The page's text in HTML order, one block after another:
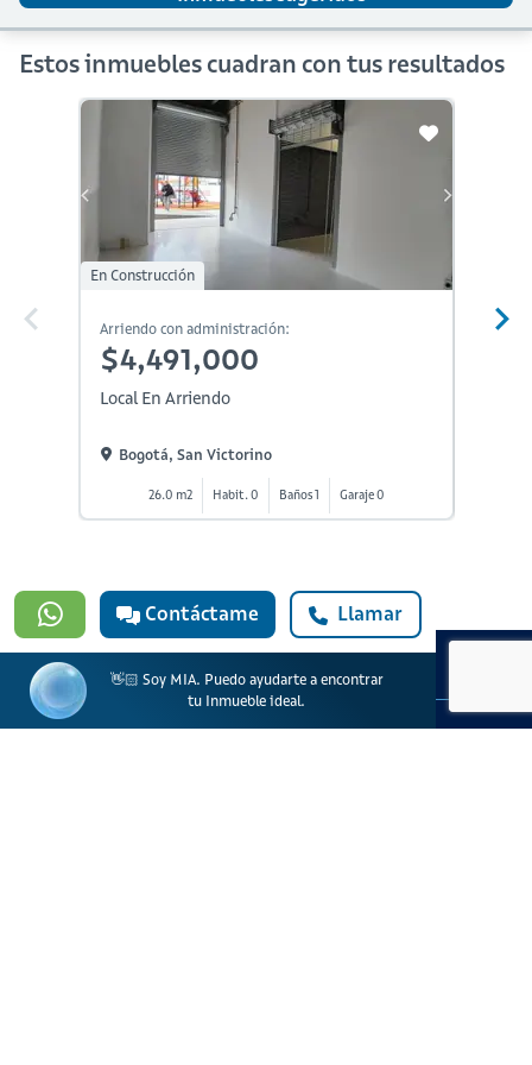
Contáctame Llamar
👋🏻 Soy MIA. Puedo ayudarte a encontrar
tu Inmueble ideal.
Estos inmuebles cuadran con tus resultados
En Construcción
Arriendo con administración:
$4,491,000
Local En Arriendo
Bogotá, San Victorino
26.0 m2 Habit. 0 Baños 1 Garaje 0
#923